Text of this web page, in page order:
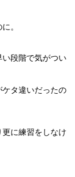
。
段階で気がつい
タ違いだったの
に練習をしなけ